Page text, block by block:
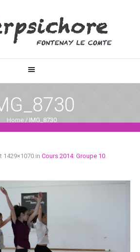
Home / IMG_8730
1429×1070 in Cours 2014: Groupe 10.